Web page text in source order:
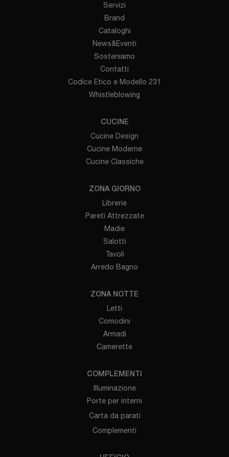
Servizi
Brand
Cataloghi
News&Eventi
Sosteniamo
Contatti
Codice Etico e Modello 231
Whistleblowing
CUCINE
Cucine Design
Cucine Moderne
Cucine Classiche
ZONA GIORNO
Librerie
Pareti Attrezzate
Madie
Salotti
Tavoli
Arredo Bagno
ZONA NOTTE
Letti
Comodini
Armadi
Camerette
COMPLEMENTI
Illuminazione
Porte per interni
Carta da parati
Complementi